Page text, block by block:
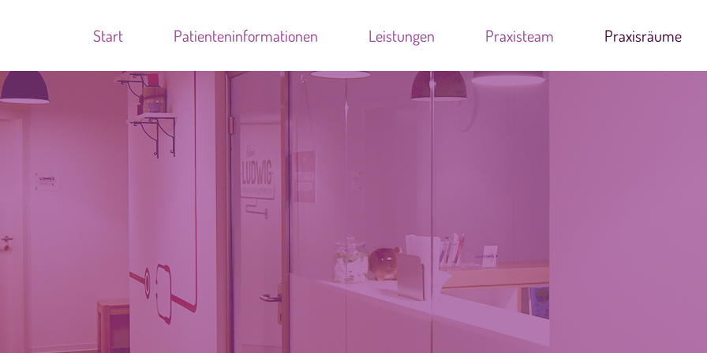
Start Patienteninformationen Leistungen Praxisteam Praxisräume